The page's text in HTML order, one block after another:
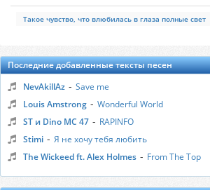
Такое чувство, что влюбилась в глаза полные свет
Последние добавленные тексты песен
NevAkillAz - Save me
Louis Amstrong - Wonderful World
ST и Dino MC 47 - RAPINFO
Stimi - Я не хочу тебя любить
The Wickeed ft. Alex Holmes - From The Top